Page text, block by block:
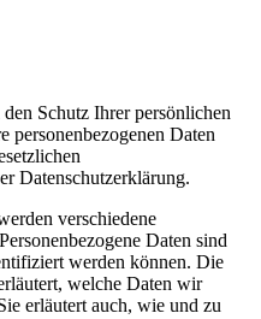
Schutz Ihrer persönlichen
personenbezogenen Daten
Datenschutzerklärung.
verschiedene
Daten sind
werden können. Die
welche Daten wir
erläutert auch, wie und zu